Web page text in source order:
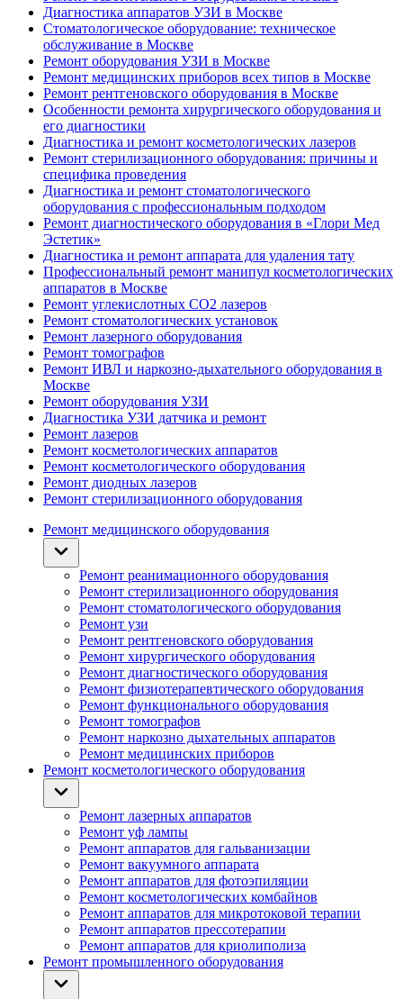
Диагностика аппаратов УЗИ в Москве
Стоматологическое оборудование: техническое
обслуживание в Москве
Ремонт оборудования УЗИ в Москве
Ремонт медицинских приборов всех типов в Москве
Ремонт рентгеновского оборудования в Москве
Особенности ремонта хирургического оборудования и
его диагностики
Диагностика и ремонт косметологических лазеров
Ремонт стерилизационного оборудования: причины и
специфика проведения
Диагностика и ремонт стоматологического
оборудования с профессиональным подходом
Ремонт диагностического оборудования в «Глори Мед
Эстетик»
Диагностика и ремонт аппарата для удаления тату
Профессиональный ремонт манипул косметологических
аппаратов в Москве
Ремонт углекислотных CO2 лазеров
Ремонт стоматологических установок
Ремонт лазерного оборудования
Ремонт томографов
Ремонт ИВЛ и наркозно-дыхательного оборудования в
Москве
Ремонт оборудования УЗИ
Диагностика УЗИ датчика и ремонт
Ремонт лазеров
Ремонт косметологических аппаратов
Ремонт косметологического оборудования
Ремонт диодных лазеров
Ремонт стерилизационного оборудования
Ремонт медицинского оборудования
Ремонт реанимационного оборудования
Ремонт стерилизационного оборудования
Ремонт стоматологического оборудования
Ремонт узи
Ремонт рентгеновского оборудования
Ремонт хирургического оборудования
Ремонт диагностического оборудования
Ремонт физиотерапевтического оборудования
Ремонт функционального оборудования
Ремонт томографов
Ремонт наркозно дыхательных аппаратов
Ремонт медицинских приборов
Ремонт косметологического оборудования
Ремонт лазерных аппаратов
Ремонт уф лампы
Ремонт аппаратов для гальванизации
Ремонт вакуумного аппарата
Ремонт аппаратов для фотоэпиляции
Ремонт косметологических комбайнов
Ремонт аппаратов для микротоковой терапии
Ремонт аппаратов прессотерапии
Ремонт аппаратов для криолиполиза
Ремонт промышленного оборудования